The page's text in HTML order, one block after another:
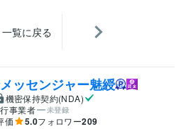
一覧に戻る
ッセンジャー魅綬
機密保持契約(NDA)
事業者
未登録
価 5.0フォロワー209